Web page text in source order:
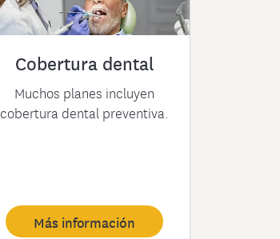
Cobertura dental
Muchos planes incluyen
cobertura dental preventiva.
Más información